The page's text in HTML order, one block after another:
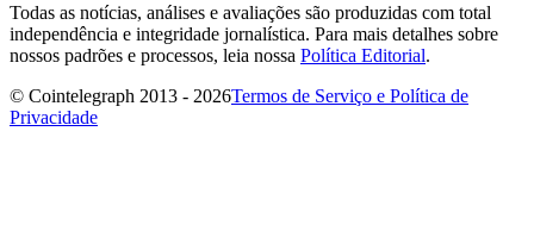
Todas as notícias, análises e avaliações são produzidas com total
independência e integridade jornalística. Para mais detalhes sobre
nossos padrões e processos, leia nossa Política Editorial.
© Cointelegraph 2013 - 2026Termos de Serviço e Política de
Privacidade